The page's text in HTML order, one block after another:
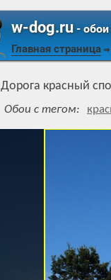
w-dog.ru- обои
Главная страница ⇒
Дорога красный
Обои с тегом: